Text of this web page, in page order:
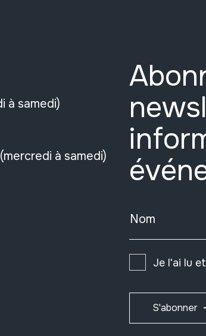
à samedi)
à samedi)
Nom
Je l'ai lu
S'abonner